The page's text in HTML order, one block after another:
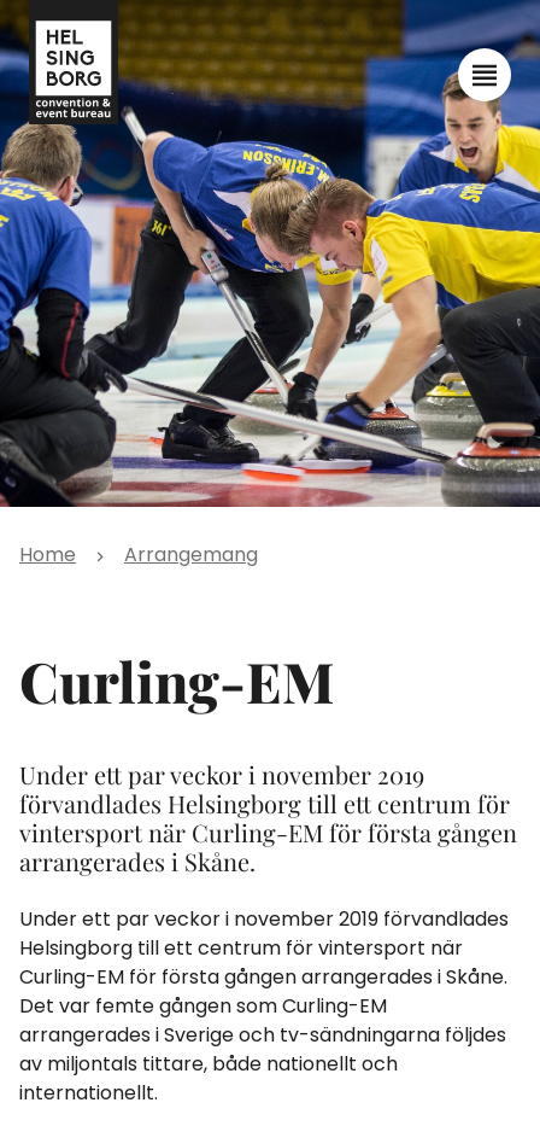
Home Arrangemang
Curling-EM
Under ett par veckor i november 2019
förvandlades Helsingborg till ett centrum för
vintersport när Curling-EM för första gången
arrangerades i Skåne.
Under ett par veckor i november 2019 förvandlades
Helsingborg till ett centrum för vintersport när
Curling-EM för första gången arrangerades i Skåne.
Det var femte gången som Curling-EM
arrangerades i Sverige och tv-sändningarna följdes
av miljontals tittare, både nationellt och
internationellt.